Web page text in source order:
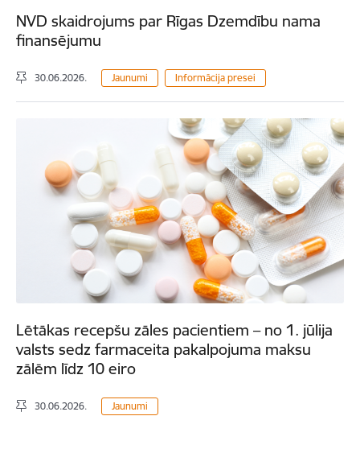
NVD skaidrojums par Rīgas Dzemdību nama
finansējumu
30.06.2026. Jaunumi Informācija presei
Lētākas recepšu zāles pacientiem – no 1. jūlija
valsts sedz farmaceita pakalpojuma maksu
zālēm līdz 10 eiro
30.06.2026. Jaunumi